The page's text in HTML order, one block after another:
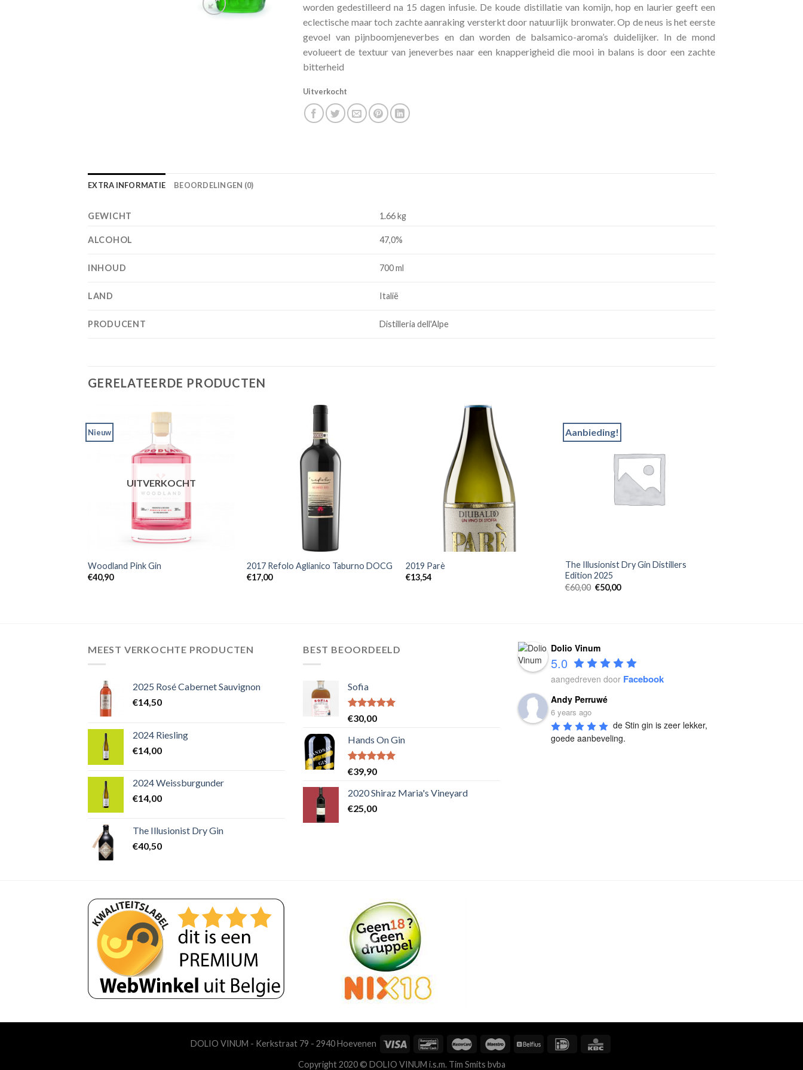
worden gedestilleerd na 15 dagen infusie. De koude distillatie van komijn, hop en laurier geeft een
eclectische maar toch zachte aanraking versterkt door natuurlijk bronwater. Op de neus is het eerste
gevoel van pijnboomjeneverbes en dan worden de balsamico-aroma’s duidelijker. In de mond
evolueert de textuur van jeneverbes naar een knapperigheid die mooi in balans is door een zachte
bitterheid
Uitverkocht
EXTRA INFORMATIE BEOORDELINGEN (0)
GEWICHT 1.66 kg
ALCOHOL 47,0%
INHOUD 700 ml
LAND Italië
PRODUCENT Distilleria dell'Alpe
GERELATEERDE PRODUCTEN
Nieuw
UITVERKOCHT
Woodland Pink Gin
€40,90
2017 Refolo Aglianico Taburno DOCG
€17,00
2019 Parè
€13,54
Aanbieding!
The Illusionist Dry Gin Distillers
Edition 2025
€60,00 €50,00
MEEST VERKOCHTE PRODUCTEN
2025 Rosé Cabernet Sauvignon
€14,50
2024 Riesling
€14,00
2024 Weissburgunder
€14,00
The Illusionist Dry Gin
€40,50
BEST BEOORDEELD
Sofia
Waardering
5.00uit 5
€30,00
Hands On Gin
Waardering
5.00uit 5
€39,90
2020 Shiraz Maria's Vineyard
€25,00
Dolio Vinum
5.0
aangedreven door Facebook
Andy Perruwé
6 years ago
de Stin gin is zeer lekker,
goede aanbeveling.
DOLIO VINUM - Kerkstraat 79 - 2940 Hoevenen
Copyright 2020 © DOLIO VINUM i.s.m. Tim Smits bvba